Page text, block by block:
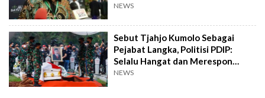
NEWS
Sebut Tjahjo Kumolo Sebagai
Pejabat Langka, Politisi PDIP:
Selalu Hangat dan Merespon
Awak Media Massa
NEWS